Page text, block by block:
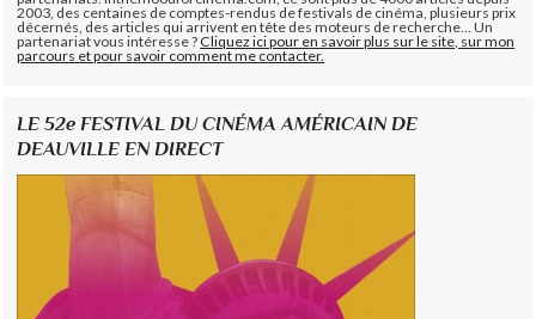
2003, des centaines de comptes-rendus de festivals de cinéma, plusieurs prix
décernés, des articles qui arrivent en tête des moteurs de recherche... Un
partenariat vous intéresse ?Cliquez ici pour en savoir plus sur le site, sur mon
parcours et pour savoir comment me contacter.
LE 52e FESTIVAL DU CINÉMA AMÉRICAIN DE
DEAUVILLE EN DIRECT